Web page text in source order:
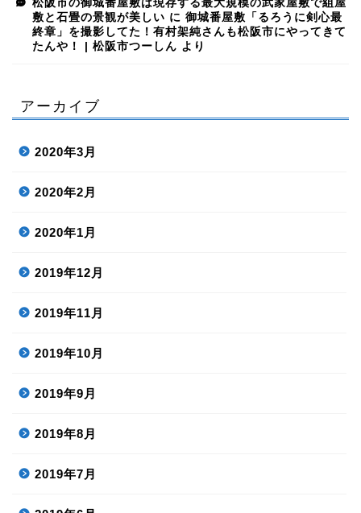
松阪市の御城番屋敷は現存する最大規模の武家屋敷で組屋
敷と石畳の景観が美しい に 御城番屋敷「るろうに剣心最
終章」を撮影してた！有村架純さんも松阪市にやってきて
たんや！ | 松阪市つーしん より
アーカイブ
2020年3月
2020年2月
2020年1月
2019年12月
2019年11月
2019年10月
2019年9月
2019年8月
2019年7月